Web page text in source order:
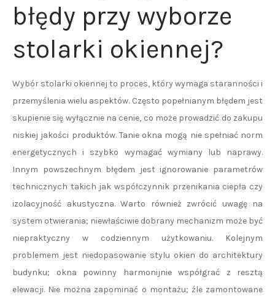
błędy przy wyborze
stolarki okiennej?
Wybór stolarki okiennej to proces, który wymaga staranności i
przemyślenia wielu aspektów. Często popełnianym błędem jest
skupienie się wyłącznie na cenie, co może prowadzić do zakupu
niskiej jakości produktów. Tanie okna mogą nie spełniać norm
energetycznych i szybko wymagać wymiany lub naprawy.
Innym powszechnym błędem jest ignorowanie parametrów
technicznych takich jak współczynnik przenikania ciepła czy
izolacyjność akustyczna. Warto również zwrócić uwagę na
system otwierania; niewłaściwie dobrany mechanizm może być
niepraktyczny w codziennym użytkowaniu. Kolejnym
problemem jest niedopasowanie stylu okien do architektury
budynku; okna powinny harmonijnie współgrać z resztą
elewacji. Nie można zapominać o montażu; źle zamontowane